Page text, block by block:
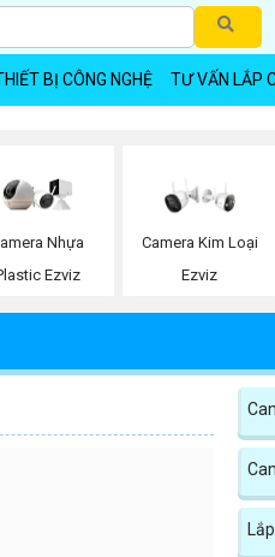
BỊ CÔNG NGHỆ TƯ VẤN LẮP
Nhựa
Ezviz
Camera Kim Loại
Ezviz